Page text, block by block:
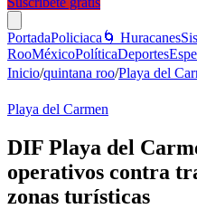
PortadaPoliciaca 🌀 Huracanes
RooMéxicoPolíticaDeportes
Inicio/quintana roo/Playa del
Playa del Carmen
DIF Playa del
operativos contra
zonas turísticas